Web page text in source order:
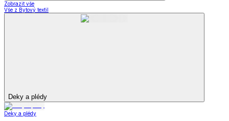
Zobrazit vše
Vše z Bytový textil
Deky a plédy
Deky a plédy